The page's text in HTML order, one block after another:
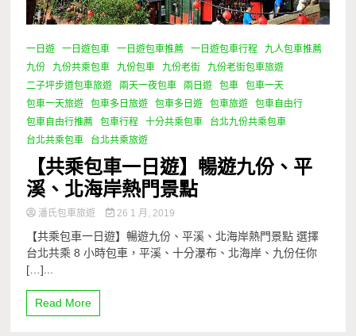
一日遊 一日遊包車 一日遊包車推薦 一日遊包車行程
九人包車推薦
九份
九份共乘包車 九份包車 九份老街
九份老街包車旅遊
二子坪步道包車旅遊
兩天一夜包車 兩日遊 包車
包車一天
包車一天旅遊
包車多日旅遊 包車多日遊 包車旅遊
包車自由行
包車自由行推薦
包車行程 十分共乘包車
台北九份共乘包車
台北共乘包車
台北共乘旅遊
【共乘包車一日遊】暢遊九份、平
溪、北海岸熱門景點
潘氏包車旅遊 26 1 月, 2019
【共乘包車一日遊】暢遊九份、平溪、北海岸熱門景點 選擇
台北共乘 8 小時包車，平溪、十分瀑布、北海岸、九份任你
[…]...
Read More